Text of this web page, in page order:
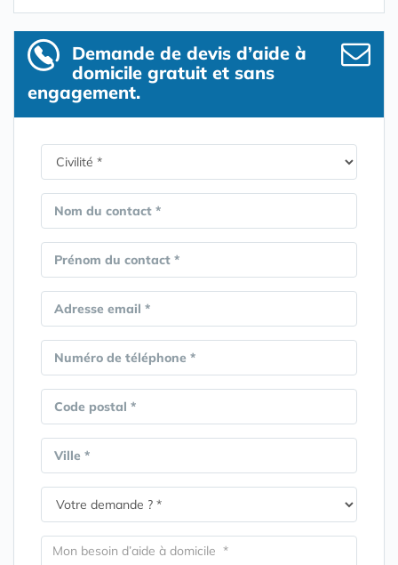
Demande de devis d’aide à
domicile gratuit et sans
engagement.
Nom du contact *
Prénom du contact *
Adresse email *
Numéro de téléphone *
Code postal *
Ville *